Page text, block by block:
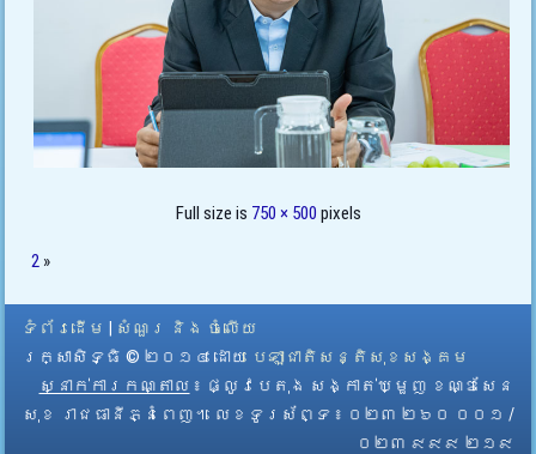
Full size is 750 × 500 pixels
2 »
ទំព័រដើម
សំណួរ និង ចំលើយ
រក្សាសិទ្ធិ © ២០១៤ ដោយ​ បេឡាជាតិសន្តិសុខសង្គម
ស្នាក់ការកណ្តាល ៖ ផ្លូវបេតុង សង្កាត់ឃ្មួញ ខណ្ឌសែន
សុខ រាជធានីភ្នំពេញ។ លេខទូរស័ព្ទ ៖ ០២៣ ២៦០ ០០១ /
០២៣ ៩៩៩ ២១៩